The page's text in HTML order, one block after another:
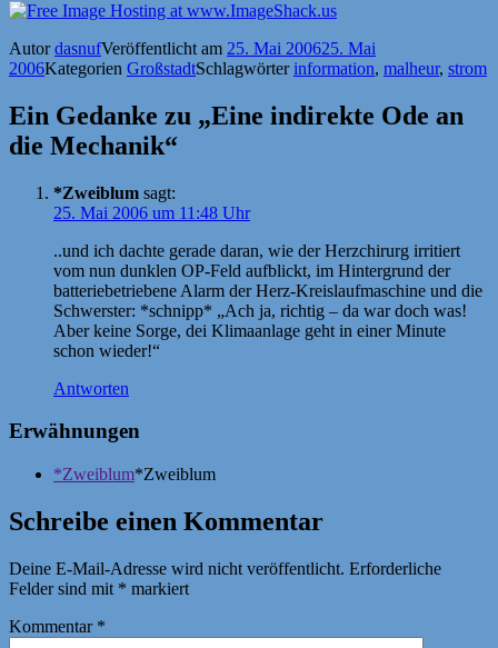
AutordasnufVeröffentlicht am 25. Mai 200625. Mai
2006Kategorien GroßstadtSchlagwörterinformation, malheur, strom
Ein Gedanke zu „Eine indirekte Ode an
die Mechanik“
*Zweiblum sagt:
25. Mai 2006 um 11:48 Uhr
..und ich dachte gerade daran, wie der Herzchirurg irritiert
vom nun dunklen OP-Feld aufblickt, im Hintergrund der
batteriebetriebene Alarm der Herz-Kreislaufmaschine und die
Schwerster: *schnipp* „Ach ja, richtig – da war doch was!
Aber keine Sorge, dei Klimaanlage geht in einer Minute
schon wieder!“
Antworten
Erwähnungen
*Zweiblum*Zweiblum
Schreibe einen Kommentar
Deine E-Mail-Adresse wird nicht veröffentlicht. Erforderliche
Felder sind mit * markiert
Kommentar *